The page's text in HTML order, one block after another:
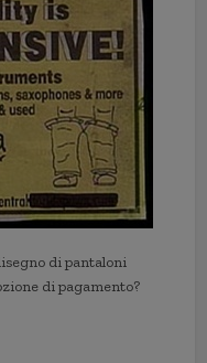
di pantaloni
di pagamento?